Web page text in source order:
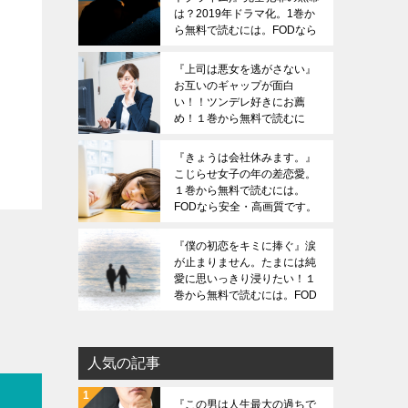
は？2019年ドラマ化。1巻か
ら無料で読むには。FODなら
険です。
『上司は悪女を逃がさない』
お互いのギャップが面白
い！！ツンデレ好きにお薦
め！１巻から無料で読むに
す。ZIPは危険です。
『きょうは会社休みます。』
こじらせ女子の年の差恋愛。
１巻から無料で読むには。
FODなら安全・高画質です。
『僕の初恋をキミに捧ぐ』涙
が止まりません。たまには純
愛に思いっきり浸りたい！１
巻から無料で読むには。FOD
人気の記事
『この男は人生最大の過ちで